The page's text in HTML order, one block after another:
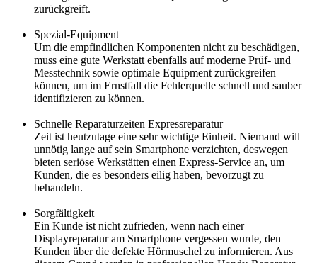
zurückgreift.
Spezial-Equipment
Um die empfindlichen Komponenten nicht zu beschädigen,
muss eine gute Werkstatt ebenfalls auf moderne Prüf- und
Messtechnik sowie optimale Equipment zurückgreifen
können, um im Ernstfall die Fehlerquelle schnell und sauber
identifizieren zu können.
Schnelle Reparaturzeiten Expressreparatur
Zeit ist heutzutage eine sehr wichtige Einheit. Niemand will
unnötig lange auf sein Smartphone verzichten, deswegen
bieten seriöse Werkstätten einen Express-Service an, um
Kunden, die es besonders eilig haben, bevorzugt zu
behandeln.
Sorgfältigkeit
Ein Kunde ist nicht zufrieden, wenn nach einer
Displayreparatur am Smartphone vergessen wurde, den
Kunden über die defekte Hörmuschel zu informieren. Aus